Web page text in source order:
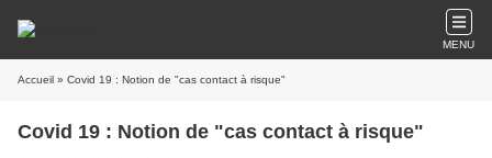
MENU
Accueil » Covid 19 : Notion de "cas contact à risque"
Covid 19 : Notion de "cas contact à risque"